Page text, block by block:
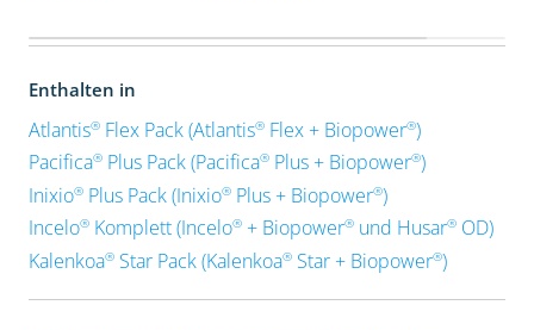
Enthalten in
Atlantis®Flex Pack (Atlantis®Flex + Biopower®)
Pacifica®Plus Pack (Pacifica®Plus + Biopower®)
Inixio®Plus Pack (Inixio®Plus + Biopower®)
Incelo®Komplett (Incelo®+ Biopower®und Husar®OD)
Kalenkoa®Star Pack (Kalenkoa®Star + Biopower®)